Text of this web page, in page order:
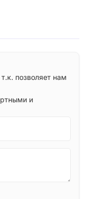
позволяет нам
и